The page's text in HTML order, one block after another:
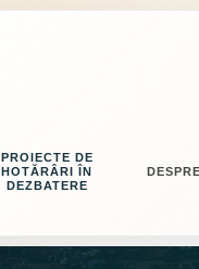
PROIECTE DE
HOTĂRÂRI ÎN
DEZBATERE